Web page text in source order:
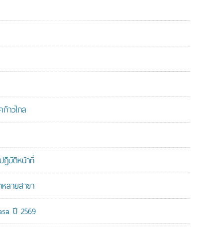
าวไกล
ฏิบัติหน้าที่
ลายสาขา
ปี 2569